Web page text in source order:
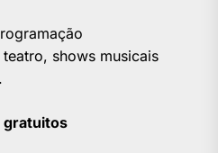
shows musicais
gratuitos